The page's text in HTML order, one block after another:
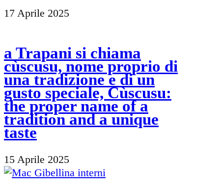
17 Aprile 2025
a Trapani si chiama
cùscusu, nome proprio di
una tradizione e di un
gusto speciale, Cùscusu:
the proper name of a
tradition and a unique
taste
15 Aprile 2025